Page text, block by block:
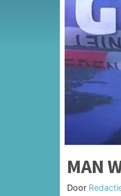
MAN
Door